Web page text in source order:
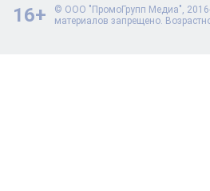
© ООО "ПромоГрупп Медиа",
материалов запрещено.
16+